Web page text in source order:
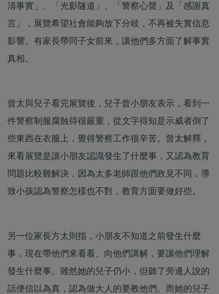
清事實」、「光影隧道」、「警察心聲」及「感謝真
言」，展覽希望社會能夠放下分歧，不再被失實信息
影響。有家長帶同子女前來，讓他們多方面了解事實
真相。
曾太與兒子看完展覽後，兒子曾小朋友表示，看到一
件警察制服腐蝕得很嚴重，從文字得知是示威者倒了
些東西在衣服上，覺得警察工作很辛苦​。曾太解釋，
來看展覽是讓小朋友認識發生了什麼事，又認為教育
問題比較難解決，因為太多老師跟他們政見不同，導
致小孩認為警察怎樣也不對，教育方面要做好些。
另一位家長方太則指，小朋友不知道之前發生什麼
事，現在帶他們來看看、向他們講解，要讓他們理解
發生什麼事。雖然她的兒子仍小，但聽了旁邊人說的
話便信以為真，認為做大人的要教他們。而她的兒子